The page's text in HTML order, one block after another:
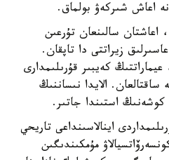
اعاش شىركەۋ بولماق.
اعاشتان سالىنعان تۇرعىن
زيراتتى دا تاپقان.
كەيبىر قۇرىلىمدارى
ساقتالعان. الايدا نىساننىڭ
استىندا جاتىر.
اينالاسىنداعى تاريحي
مۇمكىندىگىن